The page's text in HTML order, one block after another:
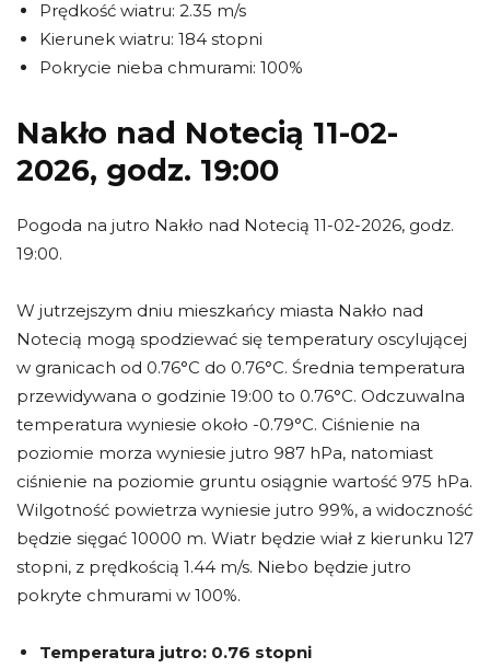
Prędkość wiatru: 2.35 m/s
Kierunek wiatru: 184 stopni
Pokrycie nieba chmurami: 100%
Nakło nad Notecią 11-02-
2026, godz. 19:00
Pogoda na jutro Nakło nad Notecią 11-02-2026, godz.
19:00.
W jutrzejszym dniu mieszkańcy miasta Nakło nad
Notecią mogą spodziewać się temperatury oscylującej
w granicach od 0.76°C do 0.76°C. Średnia temperatura
przewidywana o godzinie 19:00 to 0.76°C. Odczuwalna
temperatura wyniesie około -0.79°C. Ciśnienie na
poziomie morza wyniesie jutro 987 hPa, natomiast
ciśnienie na poziomie gruntu osiągnie wartość 975 hPa.
Wilgotność powietrza wyniesie jutro 99%, a widoczność
będzie sięgać 10000 m. Wiatr będzie wiał z kierunku 127
stopni, z prędkością 1.44 m/s. Niebo będzie jutro
pokryte chmurami w 100%.
Temperatura jutro: 0.76 stopni